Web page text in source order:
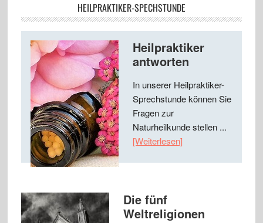
HEILPRAKTIKER-SPECHSTUNDE
Heilpraktiker
antworten
In unserer Heilpraktiker-
Sprechstunde können Sie
Fragen zur
Naturheilkunde stellen ...
[Weiterlesen]
Die fünf
Weltreligionen